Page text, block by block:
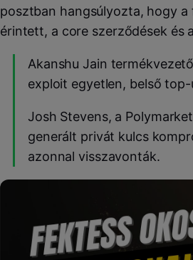
posztban hangsúlyozta, hogy a
érintett, a core szerződések és
Akanshu Jain
exploit egyetlen, belső
Josh Stevens, a
generált privát kulcs
azonnal visszavonták.